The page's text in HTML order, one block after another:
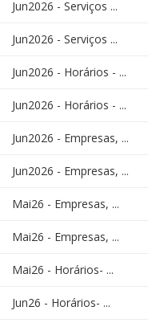
Jun2026 - Serviços ...
Jun2026 - Serviços ...
Jun2026 - Horários - ...
Jun2026 - Horários - ...
Jun2026 - Empresas, ...
Jun2026 - Empresas, ...
Mai26 - Empresas, ...
Mai26 - Empresas, ...
Mai26 - Horários- ...
Jun26 - Horários- ...